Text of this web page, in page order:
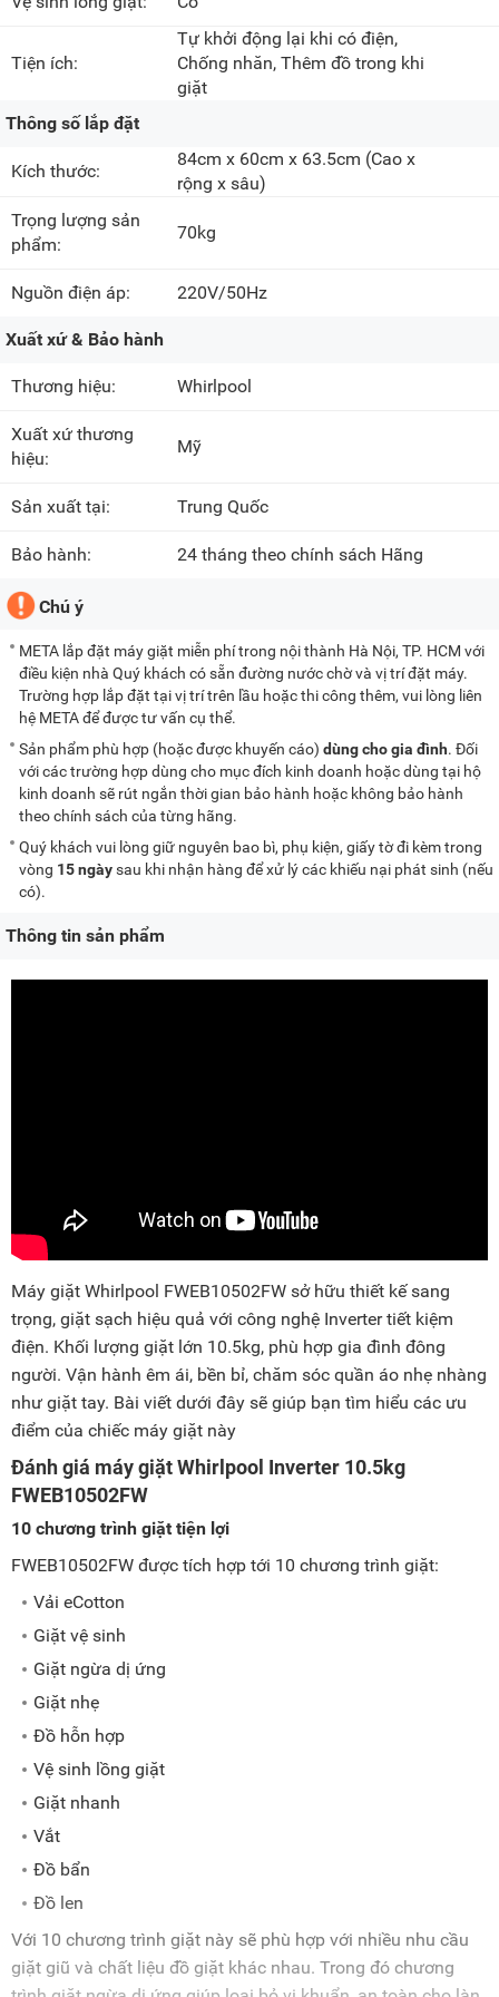
Tiện ích:
Tự khởi động lại khi có điện,
Chống nhăn, Thêm đồ trong khi
giặt
Thông số lắp đặt
Kích thước:
84cm x 60cm x 63.5cm (Cao x
rộng x sâu)
Trọng lượng sản
phẩm:
70kg
Nguồn điện áp: 220V/50Hz
Xuất xứ & Bảo hành
Thương hiệu: Whirlpool
Xuất xứ thương
hiệu:
Mỹ
Sản xuất tại: Trung Quốc
Bảo hành: 24 tháng theo chính sách Hãng
Chú ý
META lắp đặt máy giặt miễn phí trong nội thành Hà Nội, TP. HCM với
điều kiện nhà Quý khách có sẵn đường nước chờ và vị trí đặt máy.
Trường hợp lắp đặt tại vị trí trên lầu hoặc thi công thêm, vui lòng liên
hệ META để được tư vấn cụ thể.
Sản phẩm phù hợp (hoặc được khuyến cáo) dùng cho gia đình. Đối
với các trường hợp dùng cho mục đích kinh doanh hoặc dùng tại hộ
kinh doanh sẽ rút ngắn thời gian bảo hành hoặc không bảo hành
theo chính sách của từng hãng.
Quý khách vui lòng giữ nguyên bao bì, phụ kiện, giấy tờ đi kèm trong
vòng 15 ngàysau khi nhận hàng để xử lý các khiếu nại phát sinh (nếu
có).
Thông tin sản phẩm
Máy giặt Whirlpool FWEB10502FW sở hữu thiết kế sang
trọng, giặt sạch hiệu quả với công nghệ Inverter tiết kiệm
điện. Khối lượng giặt lớn 10.5kg, phù hợp gia đình đông
người. Vận hành êm ái, bền bỉ, chăm sóc quần áo nhẹ nhàng
như giặt tay. Bài viết dưới đây sẽ giúp bạn tìm hiểu các ưu
điểm của chiếc máy giặt này
Đánh giá máy giặt Whirlpool Inverter 10.5kg
FWEB10502FW
10 chương trình giặt tiện lợi
FWEB10502FW được tích hợp tới 10 chương trình giặt:
Vải eCotton
Giặt vệ sinh
Giặt ngừa dị ứng
Giặt nhẹ
Đồ hỗn hợp
Vệ sinh lồng giặt
Giặt nhanh
Vắt
Đồ bẩn
Đồ len
Với 10 chương trình giặt này sẽ phù hợp với nhiều nhu cầu
giặt giũ và chất liệu đồ giặt khác nhau. Trong đó chương